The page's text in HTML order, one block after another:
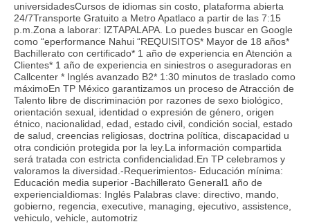
universidadesCursos de idiomas sin costo, plataforma abierta
24/7Transporte Gratuito a Metro Apatlaco a partir de las 7:15
p.m.Zona a laborar: IZTAPALAPA. Lo puedes buscar en Google
como “eperformance Nahui “REQUISITOS* Mayor de 18 años*
Bachillerato con certificado* 1 año de experiencia en Atención a
Clientes* 1 año de experiencia en siniestros o aseguradoras en
Callcenter * Inglés avanzado B2* 1:30 minutos de traslado como
máximoEn TP México garantizamos un proceso de Atracción de
Talento libre de discriminación por razones de sexo biológico,
orientación sexual, identidad o expresión de género, origen
étnico, nacionalidad, edad, estado civil, condición social, estado
de salud, creencias religiosas, doctrina política, discapacidad u
otra condición protegida por la ley.La información compartida
será tratada con estricta confidencialidad.En TP celebramos y
valoramos la diversidad.-Requerimientos- Educación mínima:
Educación media superior -Bachillerato General1 año de
experienciaIdiomas: Inglés Palabras clave: directivo, mando,
gobierno, regencia, executive, managing, ejecutivo, assistence,
vehiculo, vehicle, automotriz